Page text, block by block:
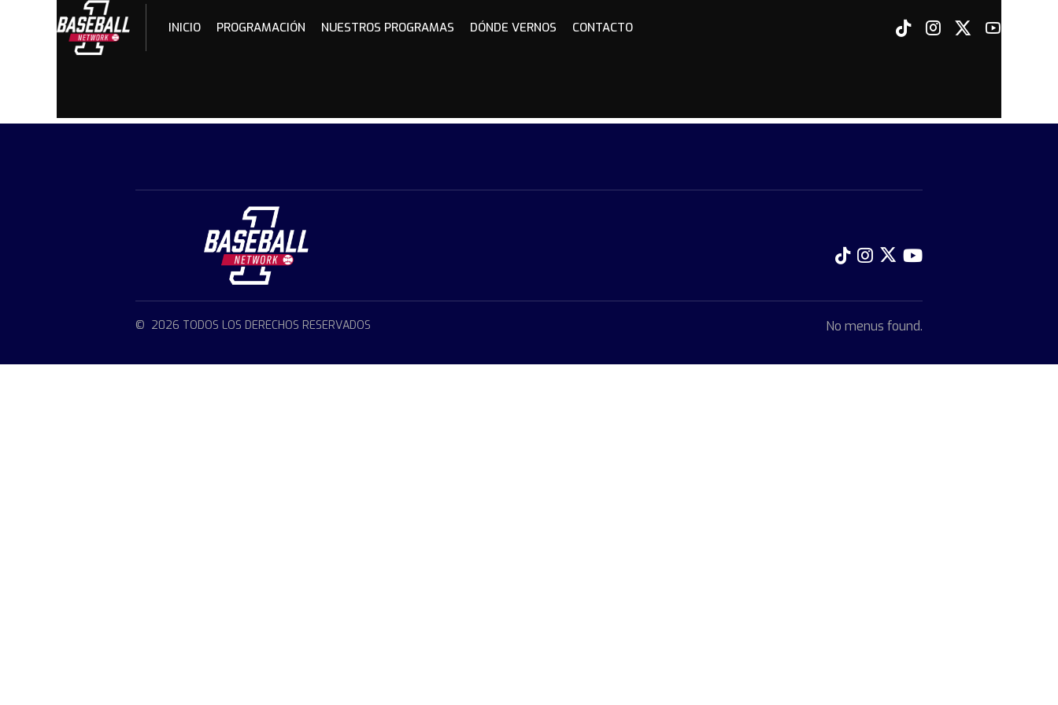
INICIO PROGRAMACIÓN NUESTROS PROGRAMAS DÓNDE VERNOS CONTACTO
© 2026 TODOS LOS DERECHOS RESERVADOS No menus found.